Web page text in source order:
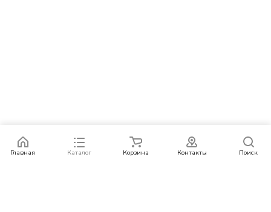
Главная Каталог Корзина Контакты Поиск